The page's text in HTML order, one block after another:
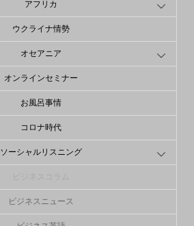
アフリカ
ウクライナ情勢
オセアニア
オンラインセミナー
お風呂事情
コロナ時代
ソーシャルリスニング
ビジネスコラム
ビジネスニュース